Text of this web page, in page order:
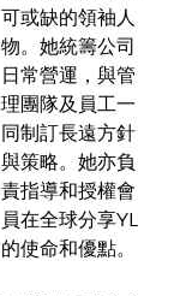
可或缺的領袖人
物。她統籌公司
日常營運，與管
理團隊及員工一
同制訂長遠方針
與策略。她亦負
責指導和授權會
員在全球分享YL
的使命和優點。